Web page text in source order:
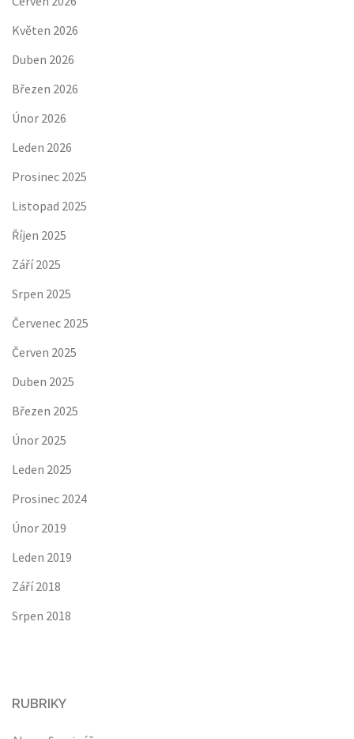
Květen 2026
Duben 2026
Březen 2026
Únor 2026
Leden 2026
Prosinec 2025
Listopad 2025
Říjen 2025
Září 2025
Srpen 2025
Červenec 2025
Červen 2025
Duben 2025
Březen 2025
Únor 2025
Leden 2025
Prosinec 2024
Únor 2019
Leden 2019
Září 2018
Srpen 2018
RUBRIKY